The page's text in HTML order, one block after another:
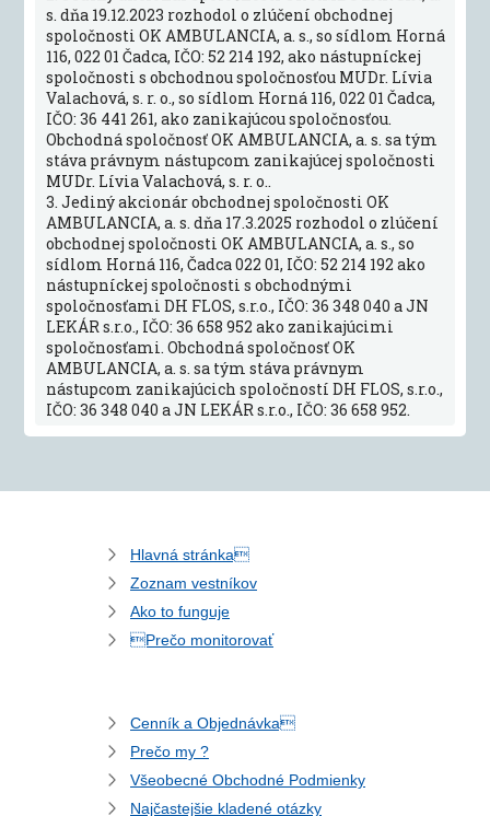
s. dňa 19.12.2023 rozhodol o zlúčení obchodnej
spoločnosti OK AMBULANCIA, a. s., so sídlom Horná
116, 022 01 Čadca, IČO: 52 214 192, ako nástupníckej
spoločnosti s obchodnou spoločnosťou MUDr. Lívia
Valachová, s. r. o., so sídlom Horná 116, 022 01 Čadca,
IČO: 36 441 261, ako zanikajúcou spoločnosťou.
Obchodná spoločnosť OK AMBULANCIA, a. s. sa tým
stáva právnym nástupcom zanikajúcej spoločnosti
MUDr. Lívia Valachová, s. r. o..
3. Jediný akcionár obchodnej spoločnosti OK
AMBULANCIA, a. s. dňa 17.3.2025 rozhodol o zlúčení
obchodnej spoločnosti OK AMBULANCIA, a. s., so
sídlom Horná 116, Čadca 022 01, IČO: 52 214 192 ako
nástupníckej spoločnosti s obchodnými
spoločnosťami DH FLOS, s.r.o., IČO: 36 348 040 a JN
LEKÁR s.r.o., IČO: 36 658 952 ako zanikajúcimi
spoločnosťami. Obchodná spoločnosť OK
AMBULANCIA, a. s. sa tým stáva právnym
nástupcom zanikajúcich spoločností DH FLOS, s.r.o.,
IČO: 36 348 040 a JN LEKÁR s.r.o., IČO: 36 658 952.
Hlavná stránka
Zoznam vestníkov
Ako to funguje
Prečo monitorovať
Cenník a Objednávka
Prečo my ?
Všeobecné Obchodné Podmienky
Najčastejšie kladené otázky